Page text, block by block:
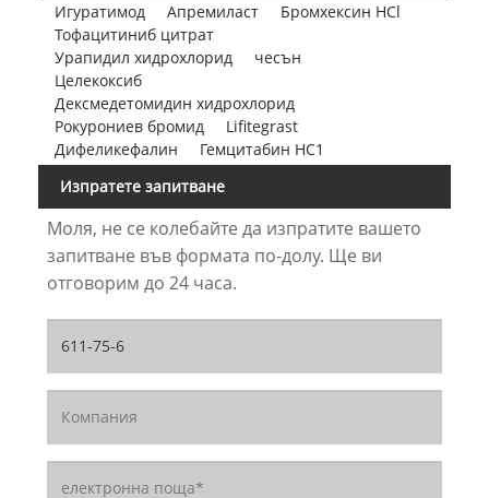
Игуратимод
Апремиласт
Бромхексин HCl
Тофацитиниб цитрат
Урапидил хидрохлорид
чесън
Целекоксиб
Дексмедетомидин хидрохлорид
Рокурониев бромид
Lifitegrast
Дифеликефалин
Гемцитабин НС1
Изпратете запитване
Моля, не се колебайте да изпратите вашето
запитване във формата по-долу. Ще ви
отговорим до 24 часа.